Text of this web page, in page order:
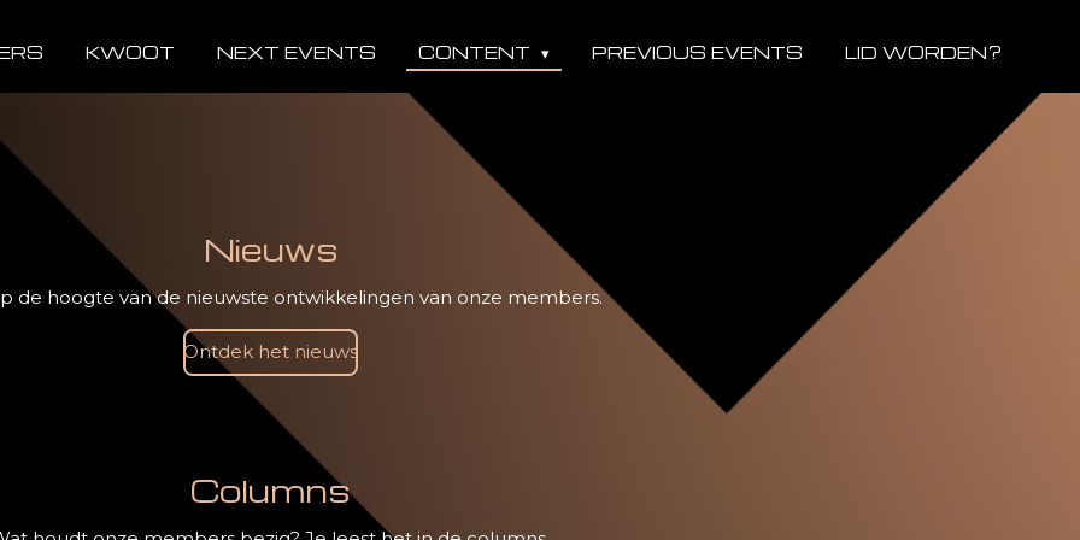
KWOOT NEXT EVENTS CONTENT PREVIOUS EVENTS LID WORDEN?
Nieuws
de hoogte van de nieuwste ontwikkelingen van onze members.
Ontdek het nieuws
Columns